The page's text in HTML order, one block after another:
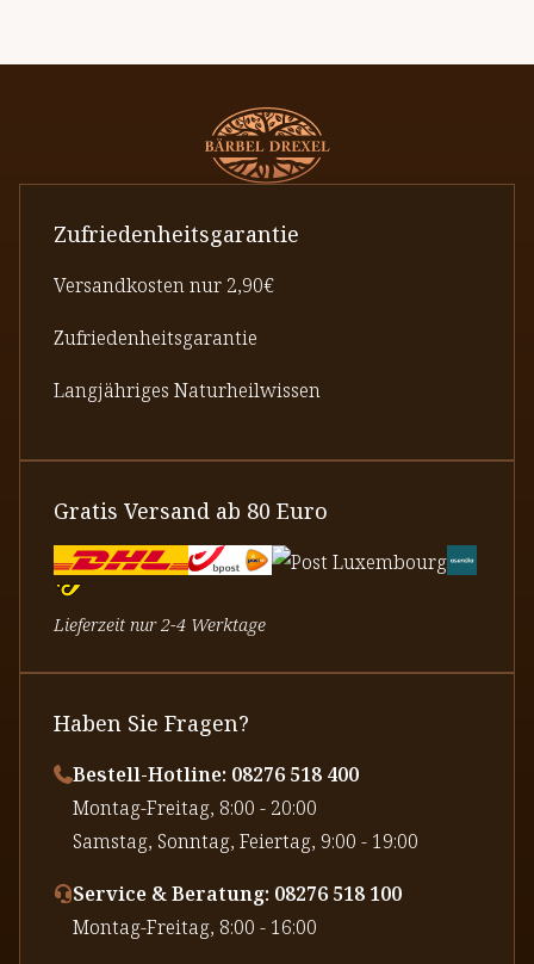
Zufriedenheitsgarantie
Versandkosten nur 2,90€
Zufriedenheitsgarantie
Langjähriges Naturheilwissen
Gratis Versand ab 80 Euro
Lieferzeit nur 2-4 Werktage
Haben Sie Fragen?
Bestell-Hotline: 08276 518 400
⁠Montag-Freitag, 8:00 - 20:00
⁠Samstag, Sonntag, Feiertag, 9:00 - 19:00
Service & Beratung: 08276 518 100
⁠Montag-Freitag, 8:00 - 16:00